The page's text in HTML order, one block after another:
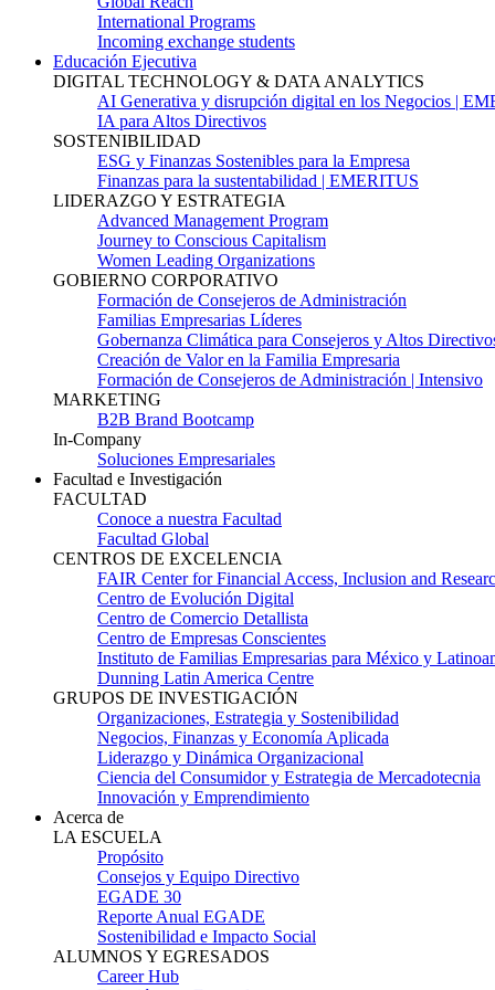
International Programs
Incoming exchange students
Educación Ejecutiva
DIGITAL TECHNOLOGY & DATA ANALYTICS
AI Generativa y disrupción digital en los Negocios |
IA para Altos Directivos
SOSTENIBILIDAD
ESG y Finanzas Sostenibles para la Empresa
Finanzas para la sustentabilidad | EMERITUS
LIDERAZGO Y ESTRATEGIA
Advanced Management Program
Journey to Conscious Capitalism
Women Leading Organizations
GOBIERNO CORPORATIVO
Formación de Consejeros de Administración
Familias Empresarias Líderes
Gobernanza Climática para Consejeros y Altos
Creación de Valor en la Familia Empresaria
Formación de Consejeros de Administración | Intensivo
MARKETING
B2B Brand Bootcamp
In-Company
Soluciones Empresariales
Facultad e Investigación
FACULTAD
Conoce a nuestra Facultad
Facultad Global
CENTROS DE EXCELENCIA
FAIR Center for Financial Access, Inclusion and
Centro de Evolución Digital
Centro de Comercio Detallista
Centro de Empresas Conscientes
Instituto de Familias Empresarias para México y
Dunning Latin America Centre
GRUPOS DE INVESTIGACIÓN
Organizaciones, Estrategia y Sostenibilidad
Negocios, Finanzas y Economía Aplicada
Liderazgo y Dinámica Organizacional
Ciencia del Consumidor y Estrategia de Mercadotecnia
Innovación y Emprendimiento
Acerca de
LA ESCUELA
Propósito
Consejos y Equipo Directivo
EGADE 30
Reporte Anual EGADE
Sostenibilidad e Impacto Social
ALUMNOS Y EGRESADOS
Career Hub